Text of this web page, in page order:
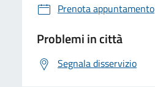
Prenota appuntamento
Problemi in città
Segnala disservizio